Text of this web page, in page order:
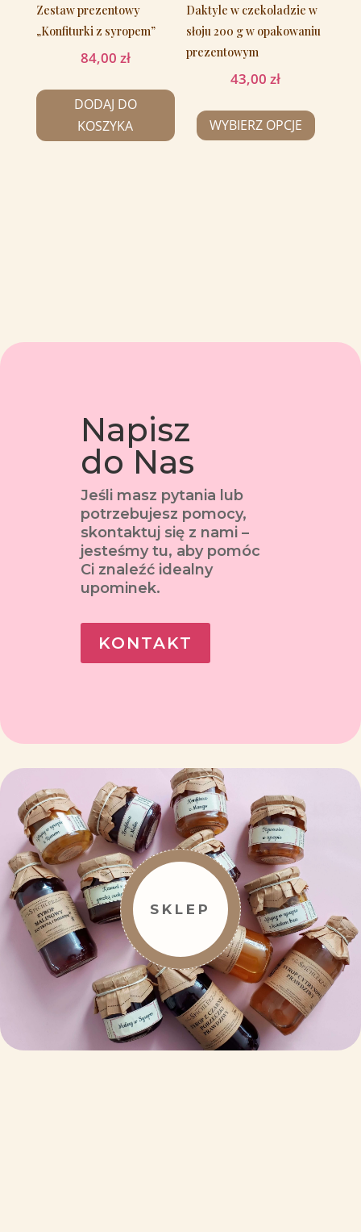
Zestaw prezentowy
„Konfiturki z syropem”
84,00 zł
DODAJ DO
KOSZYKA
Daktyle w czekoladzie w
słoju 200 g w opakowaniu
prezentowym
43,00zł
WYBIERZ OPCJE
Napisz
do Nas
Jeśli masz pytania lub
potrzebujesz pomocy,
skontaktuj się z nami –
jesteśmy tu, aby pomóc
Ci znaleźć idealny
upominek.
KONTAKT
SKLEP